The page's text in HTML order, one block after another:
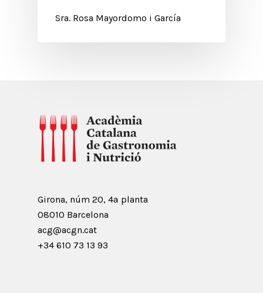
Sra. Rosa Mayordomo i García
Girona, núm 20, 4ª planta
08010 Barcelona
acg@acgn.cat
+34 610 73 13 93